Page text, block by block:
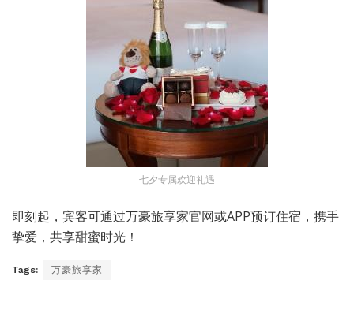
七夕专属欢迎礼遇
即刻起，宾客可通过万豪旅享家官网或APP预订住宿，携手
挚爱，共享甜蜜时光！
Tags: 万豪旅享家